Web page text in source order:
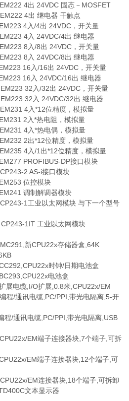
4出 24VDC 固态－MOSFET
4出 继电器 干触点
4入/4出 24VDC，开关量
4入 24VDC/4出 继电器
8入/8出 24VDC，开关量
8入 24VDC/8出 继电器
16入/16出 24VDC，开关量
16入 24VDC/16出 继电器
32入/32出 24VDC，开关量
32入 24VDC/32出 继电器
4入*12位精度，模拟量
2入*热电阻，模拟量
4入*热电偶，模拟量
2出*12位精度，模拟量
4入/1出*12位精度，模拟量
PROFIBUS-DP接口模块
2 AS-i接口模块
位控模块
调制解调器模块
1工业以太网模块 与下一个型号
1IT 工业以太网模块
新CPU22x存储器盒,64K
时钟/日期电池盒
电池盒
展电缆,I/O扩展,0.8米,CPU22x/EM
程/通讯电缆,PC/PPI,带光电隔离,5-开
程/通讯电缆,PC/PPI,带光电隔离,USB
EM端子连接器块,7个端子,可拆
EM端子连接器块,12个端子,可
EM连接器块,18个端子,可拆卸
文本显示器